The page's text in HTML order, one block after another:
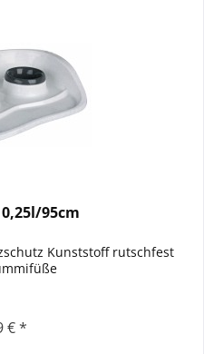
95cm
Kunststoff rutschfest
€ *